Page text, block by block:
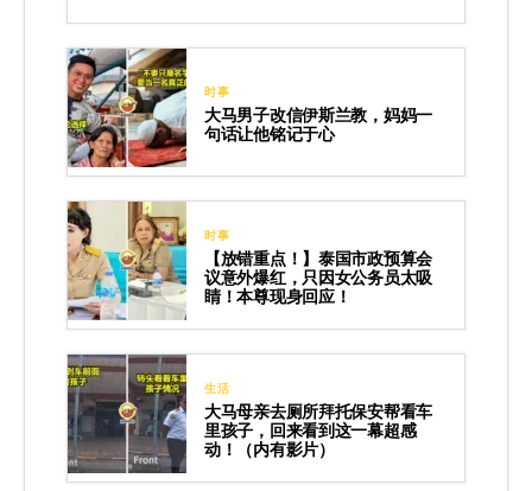
时事
大马男子改信伊斯兰教，妈妈一
句话让他铭记于心
时事
【放错重点！】泰国市政预算会
议意外爆红，只因女公务员太吸
睛！本尊现身回应！
生活
大马母亲去厕所拜托保安帮看车
里孩子，回来看到这一幕超感
动！（内有影片）